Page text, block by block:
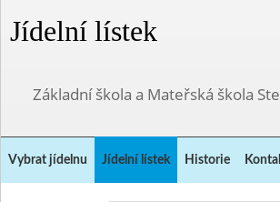
Jídelní lístek
Základní škola a Mateřská škola
Vybrat jídelnu Jídelní lístek Historie